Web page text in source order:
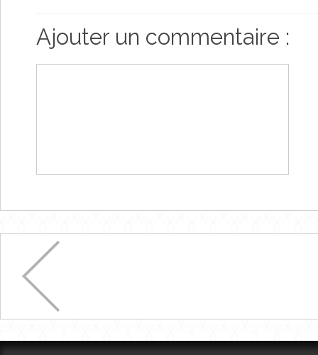
Ajouter un commentaire :